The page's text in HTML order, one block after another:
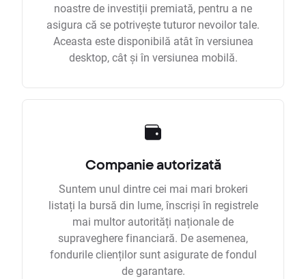
noastre de investiții premiată, pentru a ne
asigura că se potrivește tuturor nevoilor tale.
Aceasta este disponibilă atât în versiunea
desktop, cât și în versiunea mobilă.
Companie autorizată
Suntem unul dintre cei mai mari brokeri
listați la bursă din lume, înscriși în registrele
mai multor autorități naționale de
supraveghere financiară. De asemenea,
fondurile clienților sunt asigurate de fondul
de garantare.